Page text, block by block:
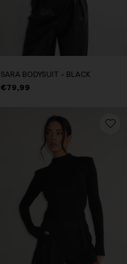
SARA BODYSUIT - BLACK
€79,99